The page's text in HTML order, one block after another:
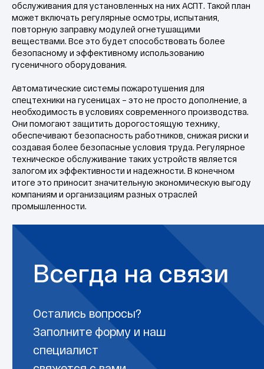
обслуживания для установленных на них АСПТ. Такой план
может включать регулярные осмотры, испытания,
повторную заправку модулей огнетушащими
веществами. Все это будет способствовать более
безопасному и эффективному использованию
гусеничного оборудования.
Автоматические системы пожаротушения для
спецтехники на гусеницах – это не просто дополнение, а
необходимость в условиях современного производства.
Они помогают защитить дорогостоящую технику,
обеспечивают безопасность работников, снижая риски и
создавая более безопасные условия труда. Регулярное
техническое обслуживание таких устройств является
залогом их эффективности и надежности. В конечном
итоге это приносит значительную экономическую выгоду
компаниям и организациям разных отраслей
промышленности.